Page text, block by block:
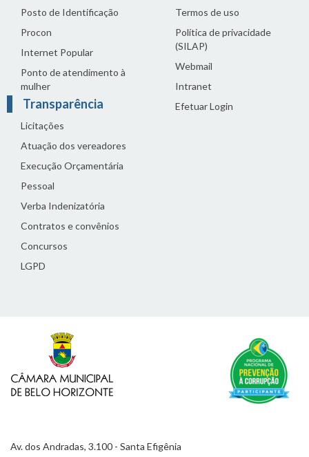
Posto de Identificação
Procon
Internet Popular
Ponto de atendimento à
mulher
Transparência
Licitações
Atuação dos vereadores
Execução Orçamentária
Pessoal
Verba Indenizatória
Contratos e convênios
Concursos
LGPD
Termos de uso
Política de privacidade
(SILAP)
Webmail
Intranet
Efetuar Login
Av. dos Andradas, 3.100 - Santa Efigênia